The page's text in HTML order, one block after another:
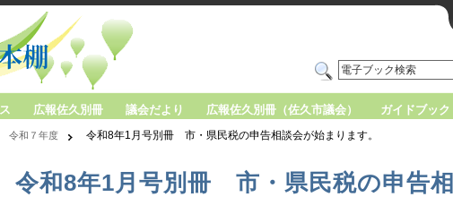
広報佐久別冊 議会だより 広報佐久別冊（佐久市議会） ガイドブック
令和７年度 令和8年1月号別冊 市・県民税の申告相談会が始まります。
令和8年1月号別冊 市・県民税の申告相